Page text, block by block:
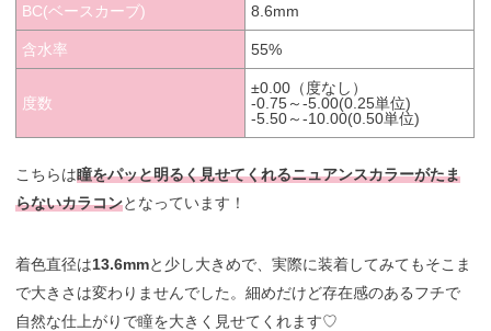
BC(ベースカーブ) 8.6mm
含水率 55%
度数
±0.00（度なし）
-0.75～-5.00(0.25単位)
-5.50～-10.00(0.50単位)
こちらは瞳をパッと明るく見せてくれるニュアンスカラーがたま
らないカラコンとなっています！
着色直径は13.6mmと少し大きめで、実際に装着してみてもそこま
で大きさは変わりませんでした。細めだけど存在感のあるフチで
自然な仕上がりで瞳を大きく見せてくれます♡